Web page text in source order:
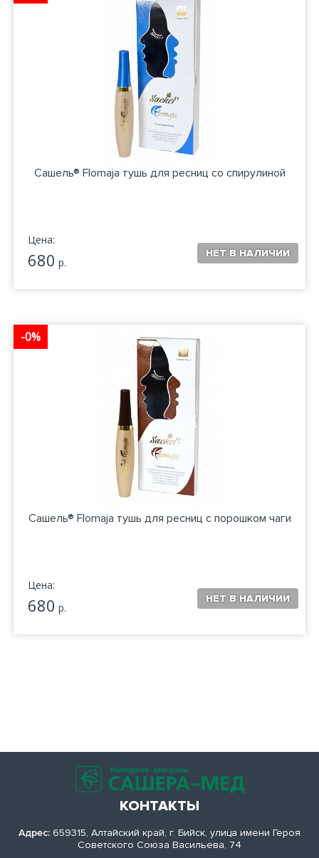
Сашель® Flomaja тушь для ресниц со спирулиной
Цена:
680 р.
-0%
Сашель® Flomaja тушь для ресниц с порошком чаги
Цена:
680 р.
КОНТАКТЫ
Адрес: 659315, Алтайский край, г. Бийск, улица имени Героя
Советского Союза Васильева, 74